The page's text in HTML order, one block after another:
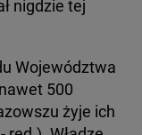
nigdzie tej
Województwa
500
żyje ich